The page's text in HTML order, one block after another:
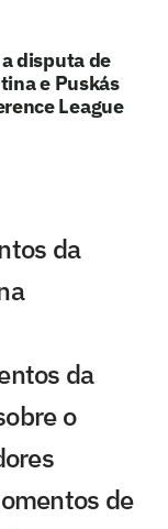
disputa de
e Puskás
League
da
da
o
de